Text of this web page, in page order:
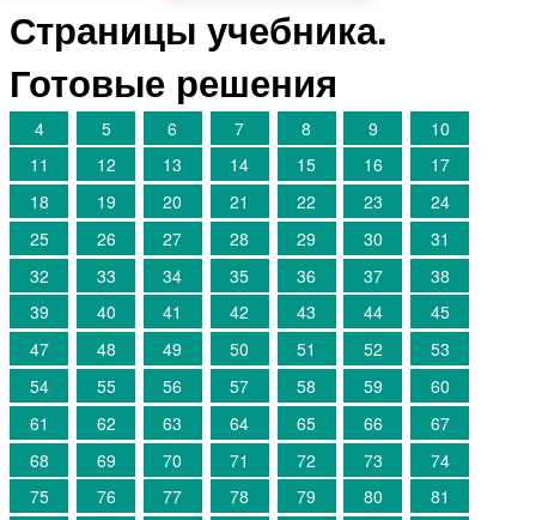
Страницы учебника.
Готовые решения
4 5 6 7 8 9
10
11
12 13 14 15 16
17
18
19 20 21 22 23
24
25
26 27 28 29 30
31
32
33 34 35 36 37
38
39
40 41 42 43 44
45
47
48 49 50 51 52
53
54
55 56 57 58 59
60
61
62 63 64 65 66
67
68
69 70 71 72 73
74
75
76 77 78 79 80
81